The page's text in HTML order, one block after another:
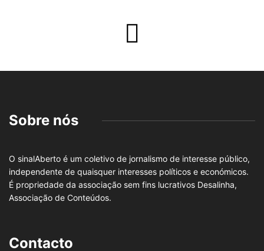
Sobre nós
O sinalAberto é um coletivo de jornalismo de interesse público,
independente de quaisquer interesses políticos e económicos.
É propriedade da associação sem fins lucrativos Desalinha,
Associação de Conteúdos.
Contacto